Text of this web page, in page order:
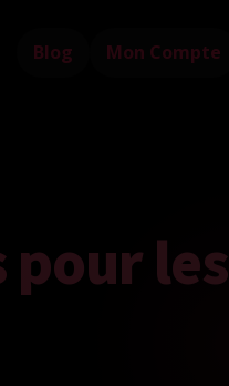
Blog Mon Compte
pour les